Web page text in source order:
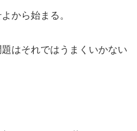
から始まる。
はそれではうまくいかない